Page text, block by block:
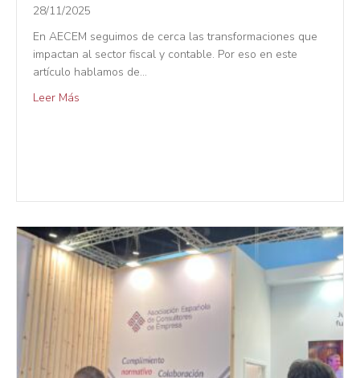
28/11/2025
En AECEM seguimos de cerca las transformaciones que
impactan al sector fiscal y contable. Por eso en este
artículo hablamos de…
Leer Más